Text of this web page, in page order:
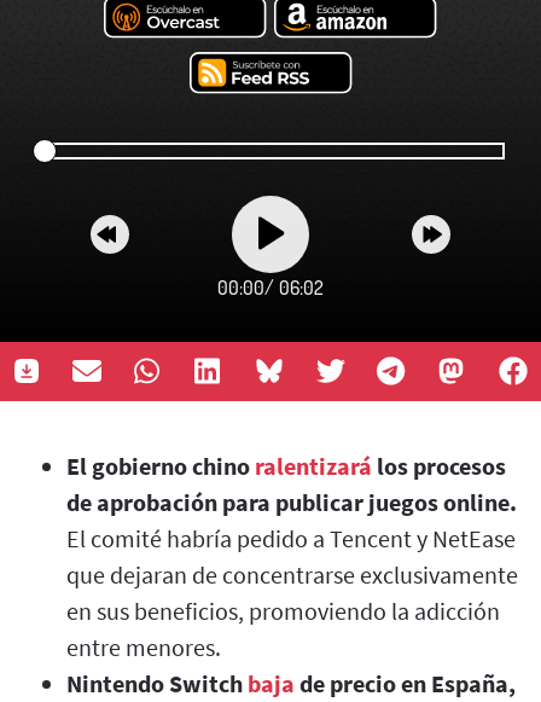
00:00/ 06:02
El gobierno chino ralentizará los procesos
de aprobación para publicar juegos online.
El comité habría pedido a Tencent y NetEase
que dejaran de concentrarse exclusivamente
en sus beneficios, promoviendo la adicción
entre menores.
Nintendo Switch baja de precio en España,